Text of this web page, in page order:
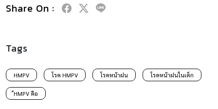
Share On :
Tags
HMPV โรค HMPV โรคหน้าฝน โรคหน้าฝนในเด็ก
้HMPV คือ